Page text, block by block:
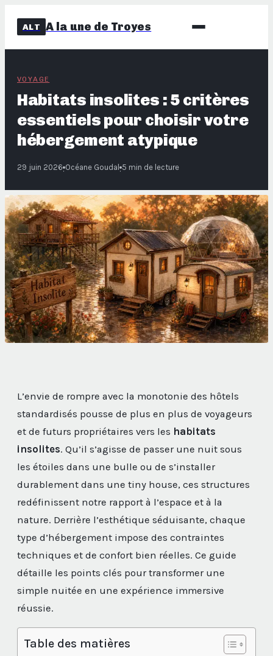
ALT A la une de Troyes
VOYAGE
Habitats insolites : 5 critères
essentiels pour choisir votre
hébergement atypique
29 juin 2026· Océane Goudal · 5 min de lecture
L’envie de rompre avec la monotonie des hôtels
standardisés pousse de plus en plus de voyageurs
et de futurs propriétaires vers les habitats
insolites. Qu’il s’agisse de passer une nuit sous
les étoiles dans une bulle ou de s’installer
durablement dans une tiny house, ces structures
redéfinissent notre rapport à l’espace et à la
nature. Derrière l’esthétique séduisante, chaque
type d’hébergement impose des contraintes
techniques et de confort bien réelles. Ce guide
détaille les points clés pour transformer une
simple nuitée en une expérience immersive
réussie.
Table des matières